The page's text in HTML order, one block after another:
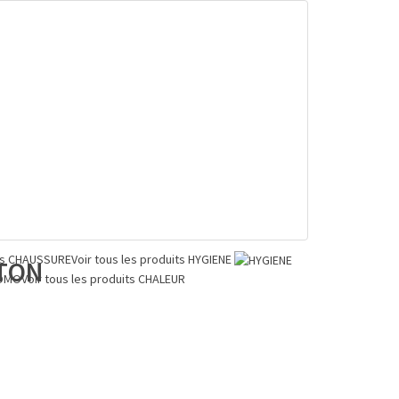
CHAUSSUREVoir tous les produits HYGIENE
Voir tous les produits CHALEUR